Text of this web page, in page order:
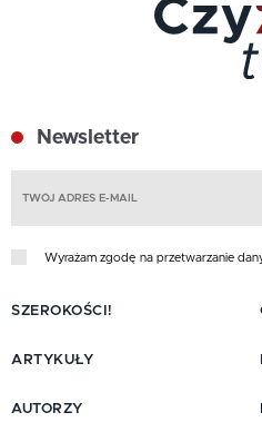
Newsletter
Wyrażam zgodę na przetwarzanie
SZEROKOŚCI!
ARTYKUŁY
AUTORZY